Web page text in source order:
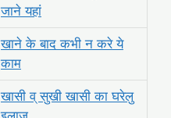
जाने यहां
खाने के बाद कभी न करे ये
काम
खासी व् सुखी खासी का घरेलु